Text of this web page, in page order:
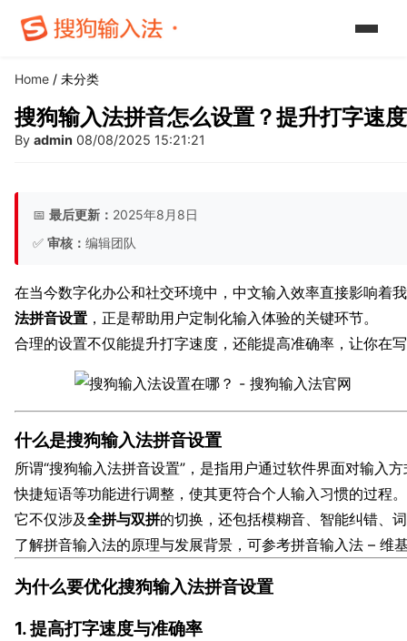
Home / 未分类
搜狗输入法拼音怎么设置？提升打字速
By admin 08/08/2025 15:21:21
📅 最后更新： 2025年8月8日
✅ 审核： 编辑团队
在当今数字化办公和社交环境中，中文输入效率直接影响着
法拼音设置 ，正是帮助用户定制化输入体验的关键环节。
合理的设置不仅能提升打字速度，还能提高准确率，让你在
什么是搜狗输入法拼音设置
所谓“搜狗输入法拼音设置”，是指用户通过软件界面对输入
快捷短语等功能进行调整，使其更符合个人输入习惯的过程。
它不仅涉及全拼与双拼的切换，还包括模糊音、智能纠错、
了解拼音输入法的原理与发展背景，可参考拼音输入法 – 维
为什么要优化搜狗输入法拼音设置
1. 提高打字速度与准确率